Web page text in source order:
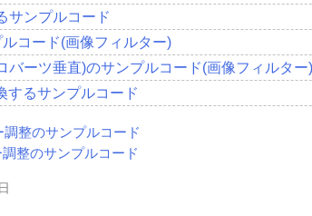
サンプルコード
コード(画像フィルター)
バーツ垂直)のサンプルコード(画像フィルター)
するサンプルコード
調整のサンプルコード
整のサンプルコード